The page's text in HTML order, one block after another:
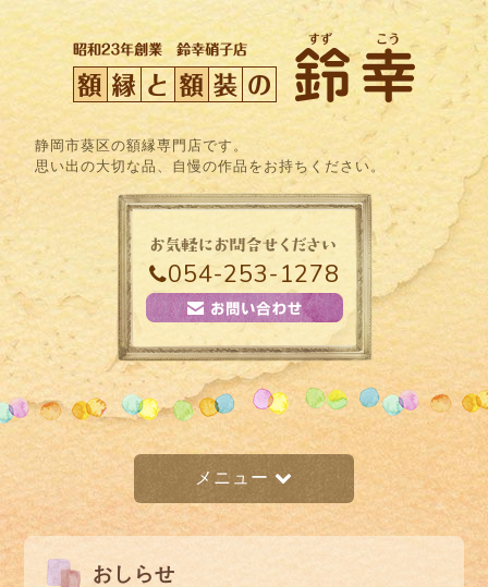
静岡市葵区の額縁専門店です。
思い出の大切な品、自慢の作品をお持ちください。
054-253-1278
メニュー
おしらせ